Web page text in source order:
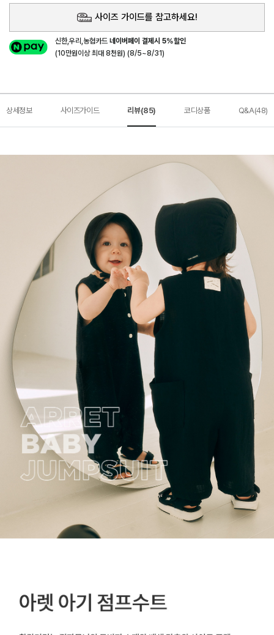
사이즈 가이드를 참고하세요!
신한,우리,농협카드네이버페이 결제시 5%할인
(10만원이상 최대 8천원) (8/5~8/31)
상세정보 사이즈가이드 리뷰(85) 코디상품 Q&A(48)